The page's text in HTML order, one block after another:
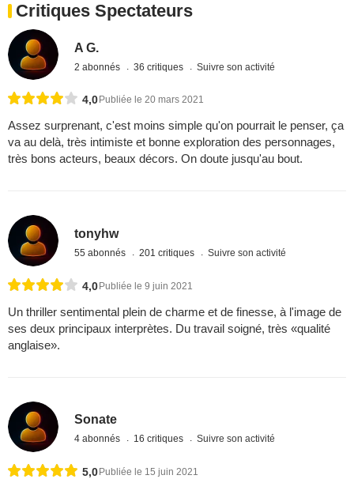
Critiques Spectateurs
A G.
2 abonnés 36 critiques Suivre son activité
4,0 Publiée le 20 mars 2021
Assez surprenant, c'est moins simple qu'on pourrait le penser, ça
va au delà, très intimiste et bonne exploration des personnages,
très bons acteurs, beaux décors. On doute jusqu'au bout.
tonyhw
55 abonnés 201 critiques Suivre son activité
4,0Publiée le 9 juin 2021
Un thriller sentimental plein de charme et de finesse, à l'image de
ses deux principaux interprètes. Du travail soigné, très «qualité
anglaise».
Sonate
4 abonnés 16 critiques Suivre son activité
5,0Publiée le 15 juin 2021